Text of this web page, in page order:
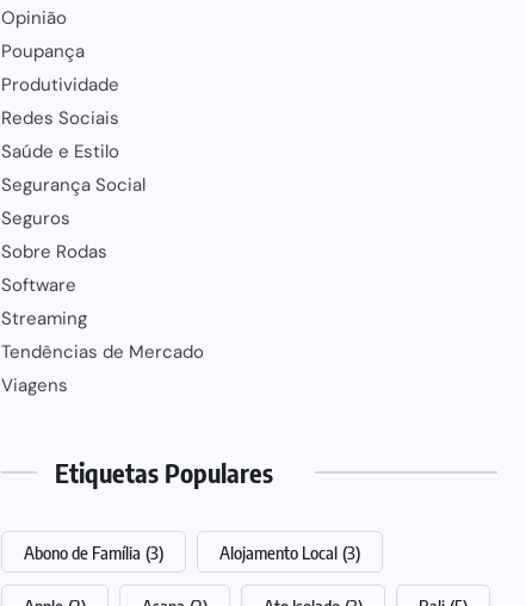
Opinião
Poupança
Produtividade
Redes Sociais
Saúde e Estilo
Segurança Social
Seguros
Sobre Rodas
Software
Streaming
Tendências de Mercado
Viagens
Etiquetas Populares
Abono de Família (3) Alojamento Local (3)